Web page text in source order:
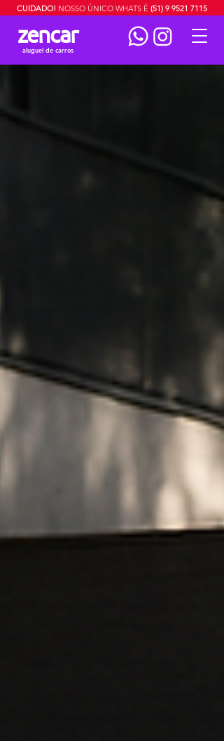
zencar
aluguel de carros
CUIDADO! NOSSO ÚNICO WHATS É (51) 9 9521 7115